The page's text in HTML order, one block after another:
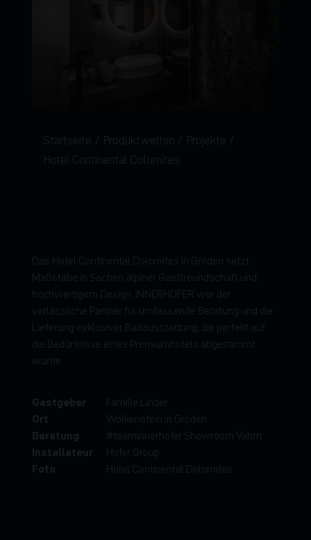
Startseite Produktwelten
Projekte
Hotel Continental Dolomites
D as Ho te l C o n tin e n tal D o lo m ite s in G rö d e n s e tzt
Maß s täb e in S ac h e n alp in e rG as tfre u n d s c h aft u n d
h o c h we rtig e m D e s ig n INNER HO FER ward e r
e rläs s lic h e P artn e rfü ru m fas s e n d e Be ratu n g u n d d ie
L ie fe ru n g e klu s i e rBad au s s tattu n g , d ie p e rfe kt au f
d ie Be d ü rfn is s e e in e s P re m iu m h o te ls ab g e s tim m t
wu rd e
Gastgeber Familie Linder
Ort Wolkenstein in Gröden
Beratung #teaminnerhofer Showroom Vahrn
Installateur Hofer Group
Foto Hotel Continental Dolomites